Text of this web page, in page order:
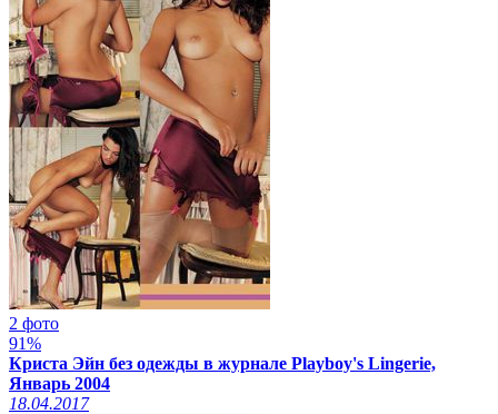
2 фото
91%
Криста Эйн без одежды в журнале Playboy's Lingerie,
Январь 2004
18.04.2017